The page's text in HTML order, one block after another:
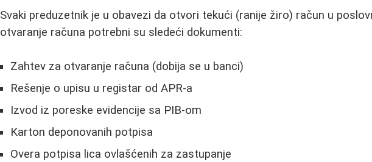
Svaki preduzetnik je u obavezi da otvori tekući (ranije žiro) račun u
otvaranje računa potrebni su sledeći dokumenti:
Zahtev za otvaranje računa (dobija se u banci)
Rešenje o upisu u registar od APR-a
Izvod iz poreske evidencije sa PIB-om
Karton deponovanih potpisa
Overa potpisa lica ovlašćenih za zastupanje